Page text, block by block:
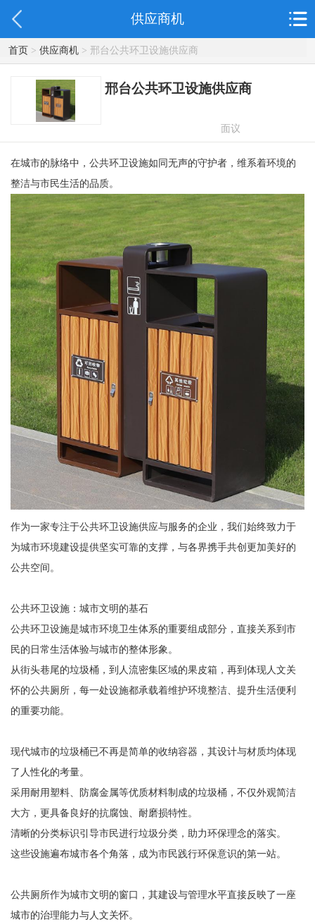
供应商机
首页> 供应商机> 邢台公共环卫设施供应商
邢台公共环卫设施供应商
面议
在城市的脉络中，公共环卫设施如同无声的守护者，维系着环境的
整洁与市民生活的品质。
作为一家专注于公共环卫设施供应与服务的企业，我们始终致力于
为城市环境建设提供坚实可靠的支撑，与各界携手共创更加美好的
公共空间。
公共环卫设施：城市文明的基石
公共环卫设施是城市环境卫生体系的重要组成部分，直接关系到市
民的日常生活体验与城市的整体形象。
从街头巷尾的垃圾桶，到人流密集区域的果皮箱，再到体现人文关
怀的公共厕所，每一处设施都承载着维护环境整洁、提升生活便利
的重要功能。
现代城市的垃圾桶已不再是简单的收纳容器，其设计与材质均体现
了人性化的考量。
采用耐用塑料、防腐金属等优质材料制成的垃圾桶，不仅外观简洁
大方，更具备良好的抗腐蚀、耐磨损特性。
清晰的分类标识引导市民进行垃圾分类，助力环保理念的落实。
这些设施遍布城市各个角落，成为市民践行环保意识的第一站。
公共厕所作为城市文明的窗口，其建设与管理水平直接反映了一座
城市的治理能力与人文关怀。